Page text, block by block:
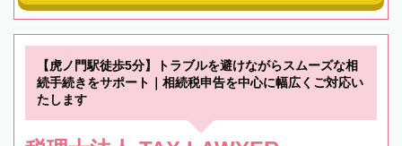
【虎ノ門駅徒歩5分】トラブルを避けながらスムーズな相
続手続きをサポート｜相続税申告を中心に幅広くご対応い
たします